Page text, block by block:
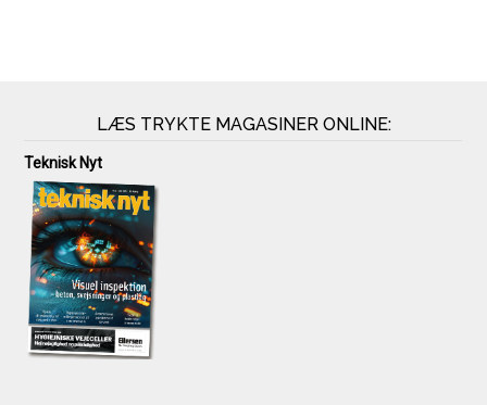
LÆS TRYKTE MAGASINER ONLINE:
Teknisk Nyt